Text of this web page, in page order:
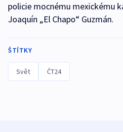
policie mocnému mexickému
Joaquín „El Chapo“ Guzmán.
ŠTÍTKY
Svět ČT24